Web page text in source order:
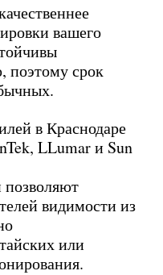
вашего
поэтому срок
в Краснодаре
LLumar и Sun
видимости из
или